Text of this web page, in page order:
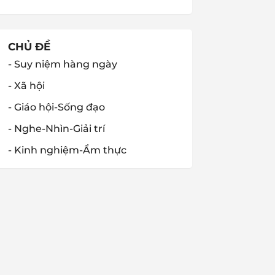
CHỦ ĐỀ
- Suy niệm hàng ngày
- Xã hội
- Giáo hội-Sống đạo
- Nghe-Nhìn-Giải trí
- Kinh nghiệm-Ẩm thực